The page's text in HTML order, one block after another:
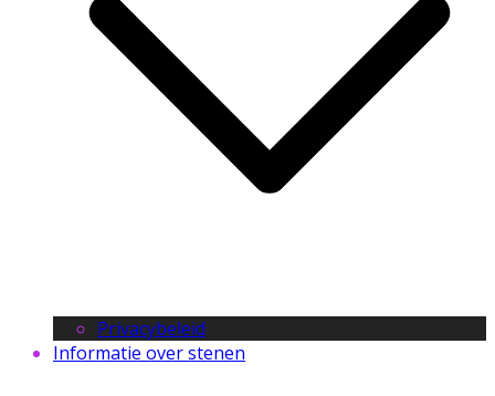
Privacybeleid
Informatie over stenen